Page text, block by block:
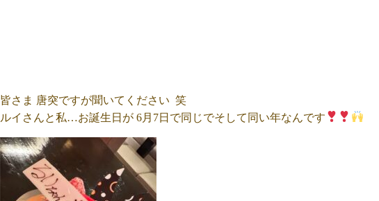
皆さま 唐突ですが聞いてください 笑
ルイさんと私…お誕生日が 6月7日で同じでそして同い年なんです